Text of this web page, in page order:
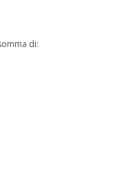
di: